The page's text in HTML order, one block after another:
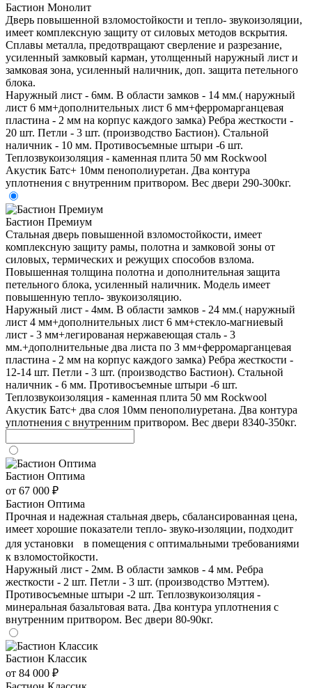
Бастион Монолит
Дверь повышенной взломостойкости и тепло- звукоизоляции,
имеет комплексную защиту от силовых методов вскрытия.
Сплавы металла, предотвращают сверление и разрезание,
усиленный замковый карман, утолщенный наружный лист и
замковая зона, усиленный наличник, доп. защита петельного
блока.
Наружный лист - 6мм. В области замков - 14 мм.( наружный
лист 6 мм+дополнительных лист 6 мм+ферромарганцевая
пластина - 2 мм на корпус каждого замка) Ребра жесткости -
20 шт. Петли - 3 шт. (производство Бастион). Стальной
наличник - 10 мм. Противосъемные штыри -6 шт.
Теплозвукоизоляция - каменная плита 50 мм Rockwool
Акустик Батс+ 10мм пенополиуретан. Два контура
уплотнения с внутренним притвором. Вес двери 290-300кг.
Бастион Премиум
Стальная дверь повышенной взломостойкости, имеет
комплексную защиту рамы, полотна и замковой зоны от
силовых, термических и режущих способов взлома.
Повышенная толщина полотна и дополнительная защита
петельного блока, усиленный наличник. Модель имеет
повышенную тепло- звукоизоляцию.
Наружный лист - 4мм. В области замков - 24 мм.( наружный
лист 4 мм+дополнительных лист 6 мм+стекло-магниевый
лист - 3 мм+легированая нержавеющая сталь - 3
мм.+дополнительные два листа по 3 мм+ферромарганцевая
пластина - 2 мм на корпус каждого замка) Ребра жесткости -
12-14 шт. Петли - 3 шт. (производство Бастион). Стальной
наличник - 6 мм. Противосъемные штыри -6 шт.
Теплозвукоизоляция - каменная плита 50 мм Rockwool
Акустик Батс+ два слоя 10мм пенополиуретана. Два контура
уплотнения с внутренним притвором. Вес двери 8340-350кг.
Бастион Оптима
от 67 000 ₽
Бастион Оптима
Прочная и надежная стальная дверь, сбалансированная цена,
имеет хорошие показатели тепло- звуко-изоляции, подходит
для установки в помещения с оптимальными требованиями
к взломостойкости.
Наружный лист - 2мм. В области замков - 4 мм. Ребра
жесткости - 2 шт. Петли - 3 шт. (производство Мэттем).
Противосъемные штыри -2 шт. Теплозвукоизоляция -
минеральная базальтовая вата. Два контура уплотнения с
внутренним притвором. Вес двери 80-90кг.
Бастион Классик
от 84 000 ₽